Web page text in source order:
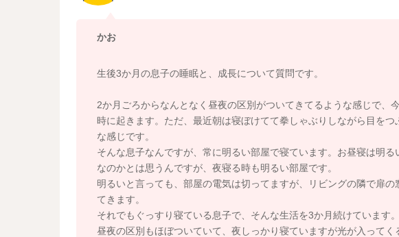
かお
生後3か月の息子の睡眠と、成長について質問です。
2か月ごろからなんとなく昼夜の区別がついてきてるような感じで、
時に起きます。ただ、最近朝は寝ぼけてて拳しゃぶりしながら目を
な感じです。
そんな息子なんですが、常に明るい部屋で寝ています。お昼寝は明
なのかとは思うんですが、夜寝る時も明るい部屋です。
明るいと言っても、部屋の電気は切ってますが、リビングの隣で扉
てきます。
それでもぐっすり寝ている息子で、そんな生活を3か月続けています。
昼夜の区別もほぼついていて、夜しっかり寝ていますが光が入って